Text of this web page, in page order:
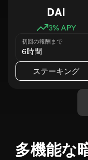
DAI
3% APY
初回の報酬まで
6時間
ステーキング
多機能な